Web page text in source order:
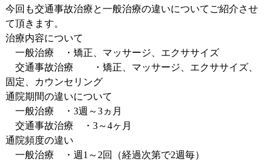
今回も交通事故治療と一般治療の違いについてご紹介させ
て頂きます。
治療内容について
一般治療 ・矯正、マッサージ、エクササイズ
交通事故治療 ・矯正、マッサージ、エクササイズ、
固定、カウンセリング
通院期間の違いについて
一般治療 ・3週～3ヵ月
交通事故治療 ・3～4ヶ月
通院頻度の違い
一般治療 ・週1～2回（経過次第で2週毎）